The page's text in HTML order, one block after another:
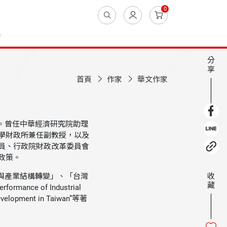
0
首頁 作家 華文作家
任中華經濟研究院助理
財政所兼任副教授，以及
、行政院財政改革委員會
策。
業結構轉變」、「台灣
of Industrial
in Taiwan”等著
分
享
收
藏